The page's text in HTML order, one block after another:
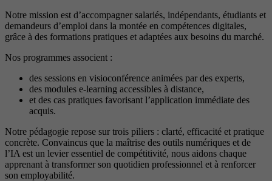
Notre mission est d’accompagner salariés, indépendants, étudiants et
demandeurs d’emploi dans la montée en compétences digitales,
grâce à des formations pratiques et adaptées aux besoins du marché.
Nos programmes associent :
des sessions en visioconférence animées par des experts,
des modules e-learning accessibles à distance,
et des cas pratiques favorisant l’application immédiate des
acquis.
Notre pédagogie repose sur trois piliers : clarté, efficacité et pratique
concrète. Convaincus que la maîtrise des outils numériques et de
l’IA est un levier essentiel de compétitivité, nous aidons chaque
apprenant à transformer son quotidien professionnel et à renforcer
son employabilité.